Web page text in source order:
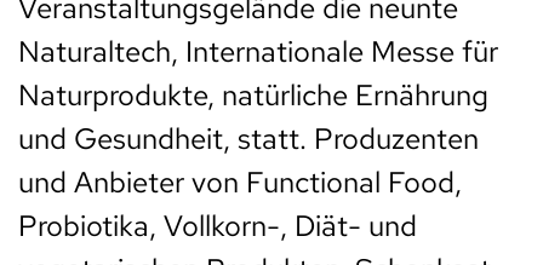
Naturaltech, Internationale Messe für
Naturprodukte, natürliche Ernährung
und Gesundheit, statt. Produzenten
und Anbieter von Functional Food,
Probiotika, Vollkorn-, Diät- und